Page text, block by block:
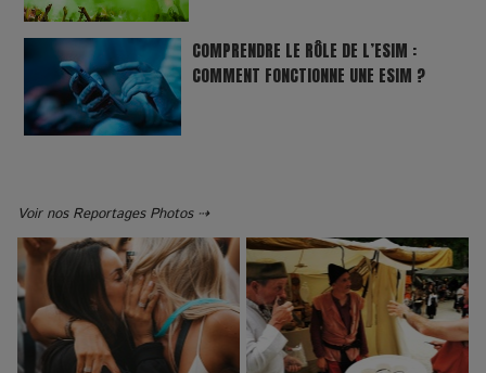
COMPRENDRE LE RÔLE DE L’ESIM :
COMMENT FONCTIONNE UNE ESIM ?
Voir nos Reportages Photos ⇢